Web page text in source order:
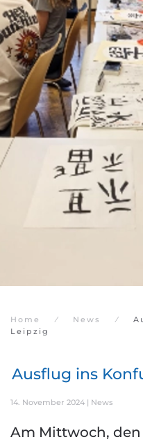
Home News
Leipzig
Ausflug ins
14. November 2024 | News
Am Mittwoch, den